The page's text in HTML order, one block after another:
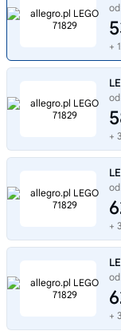
od
+
od
+
od
+
od
+